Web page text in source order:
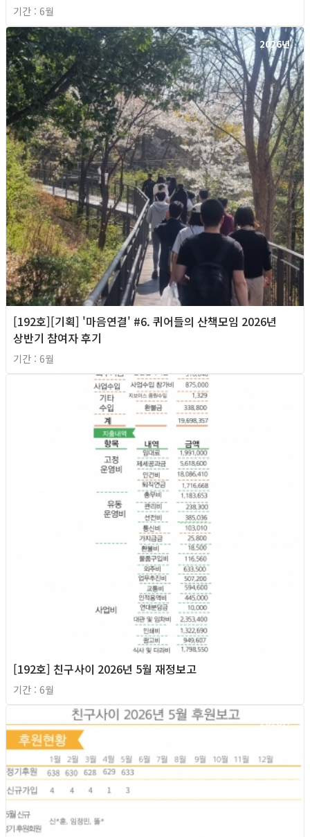
기간 : 6월
2026년
[192호][기획] '마음연결' #6. 퀴어들의 산책모임 2026년
상반기 참여자 후기
기간 : 6월
[192호] 친구사이 2026년 5월 재정보고
기간 : 6월
2026년